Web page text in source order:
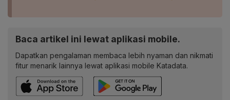
Baca artikel ini lewat aplikasi mobile.
Dapatkan pengalaman membaca lebih nyaman dan nikmati
fitur menarik lainnya lewat aplikasi mobile Katadata.